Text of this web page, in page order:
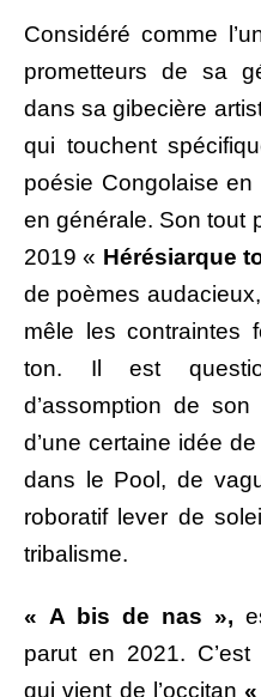
Considéré comme
prometteurs de sa
dans sa gibecière
qui touchent
poésie Congolaise en
en générale. Son tout
2019 « Hérésiarque
de poèmes
mêle les contraintes
ton. Il est
d’assomption de
d’une certaine idée
dans le Pool, de
roboratif lever de
tribalisme.
« A bis de nas »,
parut en 2021.
qui vient de l’occitan